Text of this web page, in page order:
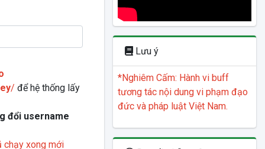
/ để hệ thống lấy
đổi username
chạy xong mới
Lưu ý
*Nghiêm Cấm: Hành vi buff
tương tác nội dung vi phạm đạo
đức và pháp luật Việt Nam.